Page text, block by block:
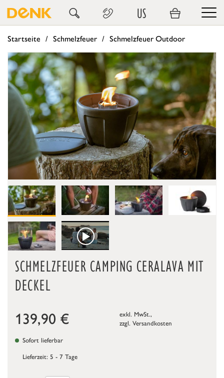
US
Startseite Schmelzfeuer Schmelzfeuer Outdoor
SCHMELZFEUER CAMPING CERALAVA MIT
DECKEL
139,90 €
exkl. MwSt.,
zzgl. Versandkosten
Sofort lieferbar
Lieferzeit: 5 - 7 Tage